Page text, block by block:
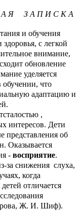
А Я З А П И С К А
и обучения
с легкой
внимание,
обновление
уделяется
что
адаптацию и
,
интересов. Дети
представления об
Оказывается
- восприятие.
за снижения слуха,
когда
отличается
Ж. И. Шиф).